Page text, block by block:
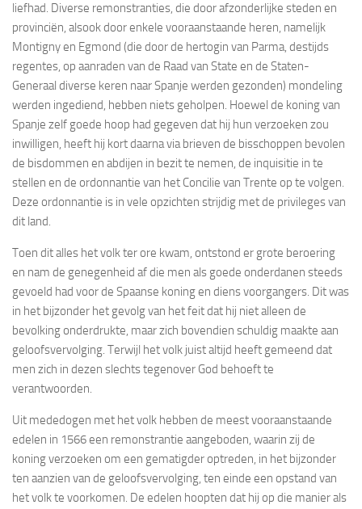
liefhad. Diverse remonstranties, die door afzonderlijke steden en
provinciën, alsook door enkele vooraanstaande heren, namelijk
Montigny en Egmond (die door de hertogin van Parma, destijds
regentes, op aanraden van de Raad van State en de Staten-
Generaal diverse keren naar Spanje werden gezonden) mondeling
werden ingediend, hebben niets geholpen. Hoewel de koning van
Spanje zelf goede hoop had gegeven dat hij hun verzoeken zou
inwilligen, heeft hij kort daarna via brieven de bisschoppen bevolen
de bisdommen en abdijen in bezit te nemen, de inquisitie in te
stellen en de ordonnantie van het Concilie van Trente op te volgen.
Deze ordonnantie is in vele opzichten strijdig met de privileges van
dit land.
Toen dit alles het volk ter ore kwam, ontstond er grote beroering
en nam de genegenheid af die men als goede onderdanen steeds
gevoeld had voor de Spaanse koning en diens voorgangers. Dit was
in het bijzonder het gevolg van het feit dat hij niet alleen de
bevolking onderdrukte, maar zich bovendien schuldig maakte aan
geloofsvervolging. Terwijl het volk juist altijd heeft gemeend dat
men zich in dezen slechts tegenover God behoeft te
verantwoorden.
Uit mededogen met het volk hebben de meest vooraanstaande
edelen in 1566 een remonstrantie aangeboden, waarin zij de
koning verzoeken om een gematigder optreden, in het bijzonder
ten aanzien van de geloofsvervolging, ten einde een opstand van
het volk te voorkomen. De edelen hoopten dat hij op die manier als